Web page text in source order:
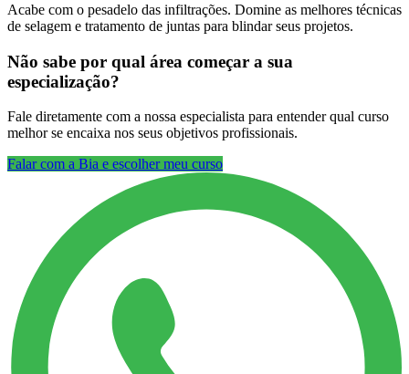
Acabe com o pesadelo das infiltrações. Domine as melhores técnicas
de selagem e tratamento de juntas para blindar seus projetos.
Não sabe por qual área começar a sua
especialização?
Fale diretamente com a nossa especialista para entender qual curso
melhor se encaixa nos seus objetivos profissionais.
Falar com a Bia e escolher meu curso